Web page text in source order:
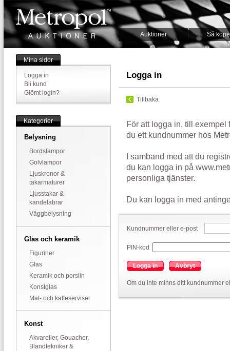
Auktioner Så
Mina sidor
Logga in
Bli kund
Glömt login?
Kategorier
Belysning
Bordslampor
Golvlampor
Ljuskronor &
takarmaturer
Ljusstakar &
kandelabrar
Väggbelysning
Glas och keramik
Figuriner
Glas
Keramik och porslin
Konstglas
Mat- och kaffeserviser
Konst
Akvareller, Gouacher,
Blandtekniker &
Logga in
Tillbaka
För att logga in, till exempel
du ett kundnummer hos
I samband med att du
du kan logga in på
personliga tjänster.
Du kan logga in med
Kundnummer eller e-post
PIN-kod
Logga in Avbryt
Om du inte minns ditt kundnummer